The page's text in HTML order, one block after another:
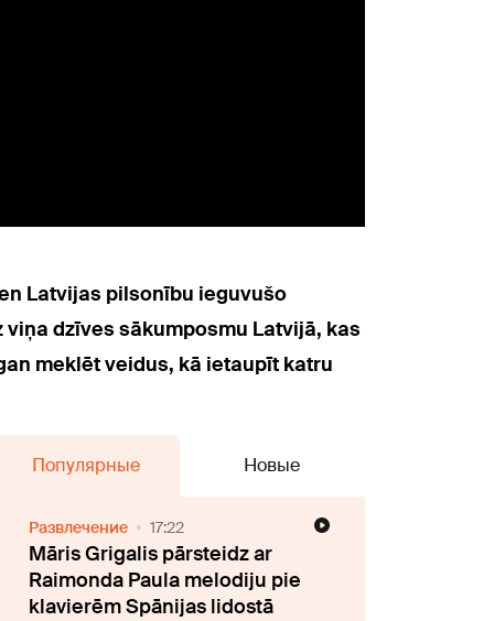
Latvijas pilsonību ieguvušo
dzīves sākumposmu Latvijā, kas
meklēt veidus, kā ietaupīt katru
Популярные Новые
Развлечение 17:22
Māris Grigalis pārsteidz ar
Raimonda Paula melodiju pie
klavierēm Spānijas lidostā